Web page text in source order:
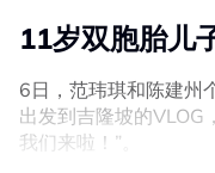
11岁双胞胎儿
6日，范玮琪和陈建州
出发到吉隆坡的VLOG
我们来啦！”。